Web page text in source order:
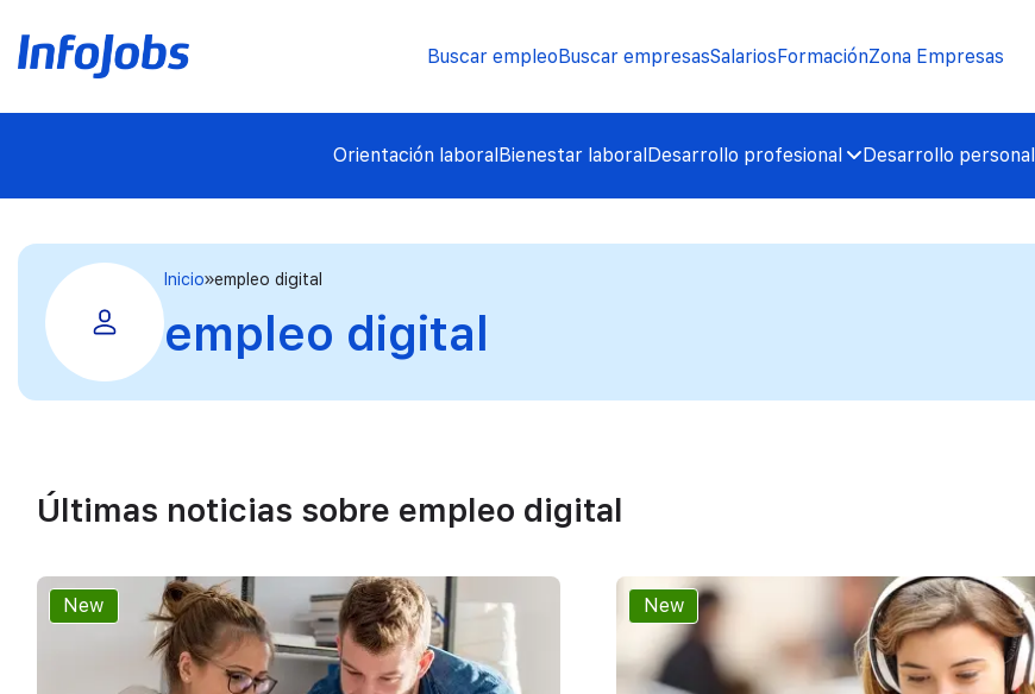
Buscar empleoBuscar empresasSalariosFormaciónZona Empresas
Orientación laboralBienestar laboralDesarrollo profesional Desarrollo personal
Inicio empleo digital
empleo digital
Últimas noticias sobre empleo digital
New New